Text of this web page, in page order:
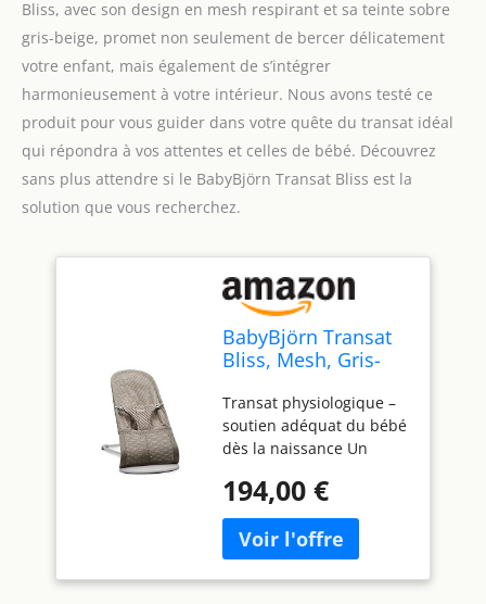
Bliss, avec son design en mesh respirant et sa teinte sobre
gris-beige, promet non seulement de bercer délicatement
votre enfant, mais également de s’intégrer
harmonieusement à votre intérieur. Nous avons testé ce
produit pour vous guider dans votre quête du transat idéal
qui répondra à vos attentes et celles de bébé. Découvrez
sans plus attendre si le BabyBjörn Transat Bliss est la
solution que vous recherchez.
BabyBjörn Transat
Bliss, Mesh, Gris-
Transat physiologique –
soutien adéquat du bébé
dès la naissance Un
sans pile ou fil électrique
Pliable et facile à
déplacer dans la maison
De 3,5 kg/53 cm à 13 kg
(soit env. de la naissance
194,00 €